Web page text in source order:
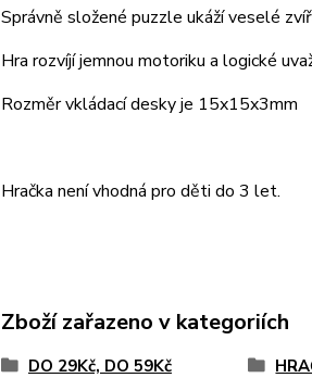
Správně složené puzzle ukáží veselé
Hra rozvíjí jemnou motoriku a logické
Rozměr vkládací desky je 15x15x3mm
Hračka není vhodná pro děti do 3 let.
Zboží zařazeno v kategoriích
DO 29Kč, DO 59Kč